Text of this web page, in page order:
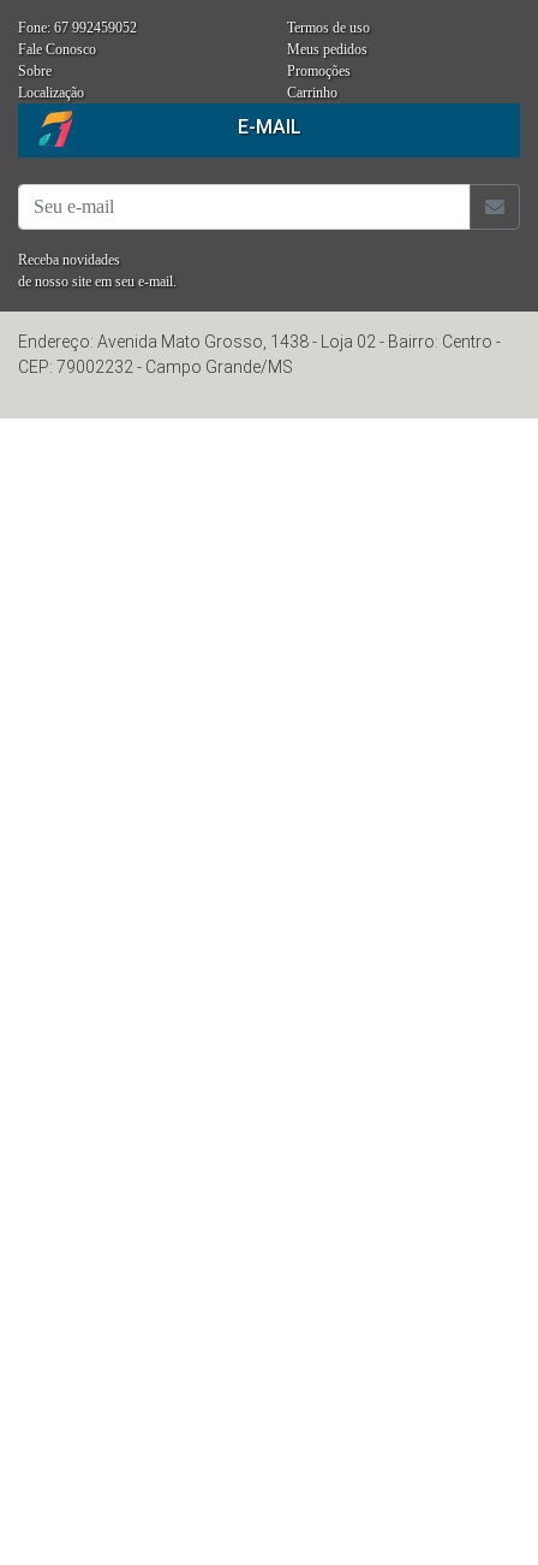
Fone: 67 992459052
Fale Conosco
Sobre
Localização
Termos de uso
Meus pedidos
Promoções
Carrinho
E-MAIL
Receba novidades
de nosso site em seu e-mail.
Endereço: Avenida Mato Grosso, 1438 - Loja 02 - Bairro: Centro -
CEP: 79002232 - Campo Grande/MS